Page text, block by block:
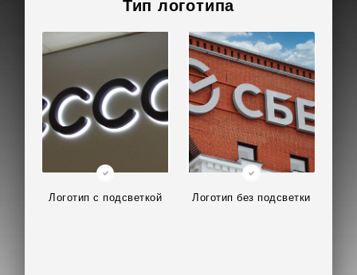
Логотип с подсветкой Логотип без подсветки